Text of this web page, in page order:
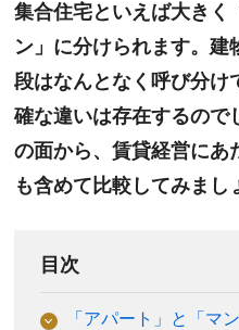
集合住宅といえば大きく
ン」に分けられます。建
段はなんとなく呼び分け
確な違いは存在するので
の面から、賃貸経営にあ
も含めて比較してみまし
目次
「アパート」と「マ